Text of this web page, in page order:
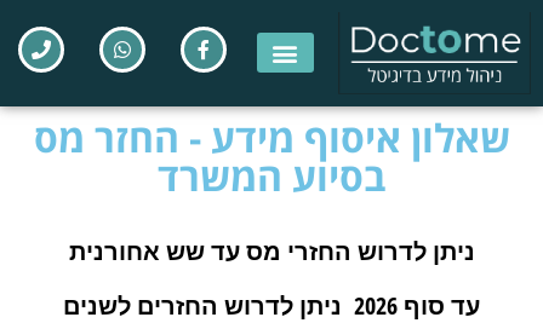
שאלון איסוף מידע - החזר מס
בסיוע המשרד
ניתן לדרוש החזרי מס עד שש אחורנית
עד סוף 2026 ניתן לדרוש החזרים לשנים